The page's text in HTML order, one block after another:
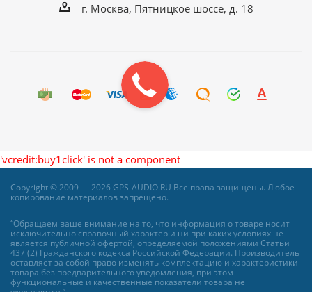
г. Москва, Пятницкое шоссе, д. 18
'vcredit:buy1click' is not a component
Copyright © 2009 — 2026 GPS-AUDIO.RU Все права защищены. Любое
копирование материалов запрещено.
“Обращаем ваше внимание на то, что информация о товаре носит
исключительно справочный характер и ни при каких условиях не
является публичной офертой, определяемой положениями Статьи
437 (2) Гражданского кодекса Российской Федерации. Производитель
оставляет за собой право изменять комплектацию и характеристики
товара без предварительного уведомления, при этом
функциональные и качественные показатели товара не